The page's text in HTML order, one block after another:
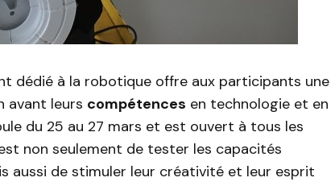
dédié à la robotique offre aux participants une
avant leurs compétences en technologie et en
du 25 au 27 mars et est ouvert à tous les
non seulement de tester les capacités
aussi de stimuler leur créativité et leur esprit